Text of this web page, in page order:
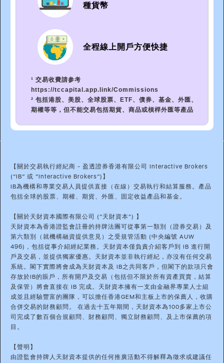
種貨幣
全程線上開戶方便快捷
¹ 交易收費請参考
https://tccapital.app.link/Commissions
² 包括港股、美股、全球股票、ETF、債券、基金、外匯、
期權等等，但不能交易包括期貨、商品或槓桿外匯等產品
【關於交易執行經紀商 - 盈透證券香港有限公司 Interactive Brokers
(“IB” 或 “Interactive Brokers”)】
IB為機構和專業交易人員提供直接（在線）交易執行和結算服務。產品
包括全球的股票、期權、期貨、外匯、固定收益產品和基金。
【關於天財資本國際有限公司 (“天財資本") 】
天財資本為香港證監會註冊的持牌法團可從事第一類別（證券交易）及
第六類別（就機構融資提供意見）之受規管活動 (中央編號 AUW
496)，包括從事介紹經紀業務。天財資本僅負責介紹客戶到 IB 進行開
戶及交易，並提供獨家優惠。天財資本並非執行經紀，亦沒有任何交易
系統。閣下實際將會成為天財資本及 IB之共同客戶，但閣下的款項只會
存放於IB的賬戶，所有開戶及交易（包括但不限於所有資產買賣，結算
及保管）將會直接在 IB 完成。天財資本擁有一支由金融界專業人士組
成並且經驗豐富的團隊，可以擔任香港GEM和主板上市的保薦人，收購
合併交易的財務顧問。 在過去十五年期間，天財資本為100多家上市公
司完成了數百個合規顧問、財務顧問、獨立財務顧問、及上市保薦的項
目。
【聲明】
由證監會持牌人天財資本提供的任何推廣活動不得解釋為徵求或建議任